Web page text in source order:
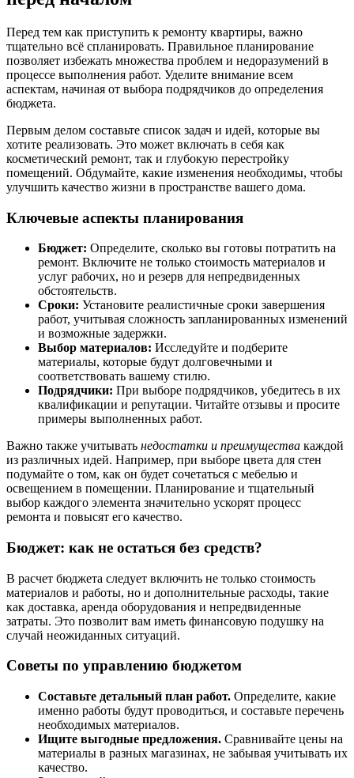
Перед тем как приступить к ремонту квартиры, важно
тщательно всё спланировать. Правильное планирование
позволяет избежать множества проблем и недоразумений в
процессе выполнения работ. Уделите внимание всем
аспектам, начиная от выбора подрядчиков до определения
бюджета.
Первым делом составьте список задач и идей, которые вы
хотите реализовать. Это может включать в себя как
косметический ремонт, так и глубокую перестройку
помещений. Обдумайте, какие изменения необходимы, чтобы
улучшить качество жизни в пространстве вашего дома.
Ключевые аспекты планирования
Бюджет: Определите, сколько вы готовы потратить на
ремонт. Включите не только стоимость материалов и
услуг рабочих, но и резерв для непредвиденных
обстоятельств.
Сроки: Установите реалистичные сроки завершения
работ, учитывая сложность запланированных изменений
и возможные задержки.
Выбор материалов: Исследуйте и подберите
материалы, которые будут долговечными и
соответствовать вашему стилю.
Подрядчики: При выборе подрядчиков, убедитесь в их
квалификации и репутации. Читайте отзывы и просите
примеры выполненных работ.
Важно также учитывать недостатки и преимущества каждой
из различных идей. Например, при выборе цвета для стен
подумайте о том, как он будет сочетаться с мебелью и
освещением в помещении. Планирование и тщательный
выбор каждого элемента значительно ускорят процесс
ремонта и повысят его качество.
Бюджет: как не остаться без средств?
В расчет бюджета следует включить не только стоимость
материалов и работы, но и дополнительные расходы, такие
как доставка, аренда оборудования и непредвиденные
затраты. Это позволит вам иметь финансовую подушку на
случай неожиданных ситуаций.
Советы по управлению бюджетом
Составьте детальный план работ. Определите, какие
именно работы будут проводиться, и составьте перечень
необходимых материалов.
Ищите выгодные предложения. Сравнивайте цены на
материалы в разных магазинах, не забывая учитывать их
качество.